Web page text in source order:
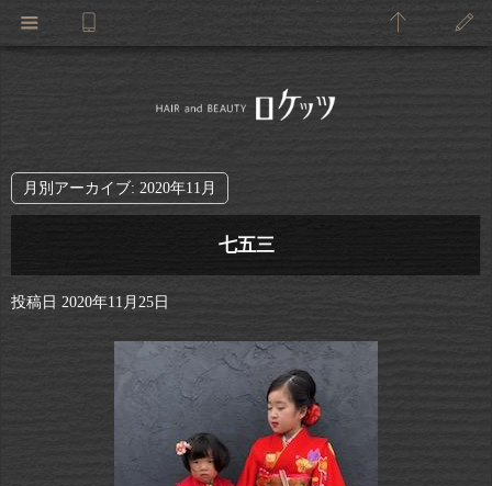
月別アーカイブ: 2020年11月
七五三
投稿日 2020年11月25日